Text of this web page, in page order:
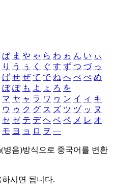
ぱ ま や ゃ ら わ ゎ ん い ぃ
り う ぅ く ぐ す ず つ づ っ
げ せ ぜ て で ね へ べ ぺ め
ぼ ぽ も よ ょ ろ を
マ ヤ ャ ラ ワ ヮ ン イ ィ キ
ウ ゥ ク グ ス ズ ツ ヅ ッ ヌ
セ ゼ テ デ ヘ ベ ペ メ レ オ
モ ヨ ョ ロ ヲ ―
병음)방식으로 중국어를 변환
시면 됩니다.